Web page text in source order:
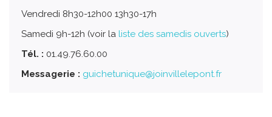
Vendredi 8h30-12h00 13h30-17h
Samedi 9h-12h (voir la liste des samedis ouverts)
Tél. : 01.49.76.60.00
Messagerie : guichetunique@joinvillelepont.fr